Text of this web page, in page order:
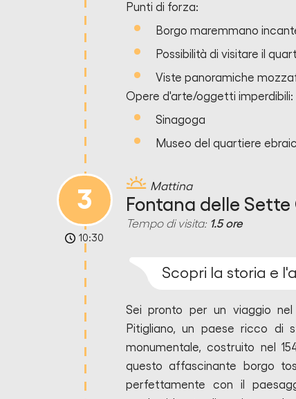
Punti di forza:
Borgo maremmano
Possibilità di visitare il
Viste panoramiche
Opere d'arte/oggetti imperdibili:
Sinagoga
Museo del quartiere
3
10:30
Mattina
Fontana delle Sette
Tempo di visita: 1.5 ore
Scopri la storia e
Sei pronto per un viaggio
Pitigliano, un paese ricco di
monumentale, costruito nel
questo affascinante borgo
perfettamente con il